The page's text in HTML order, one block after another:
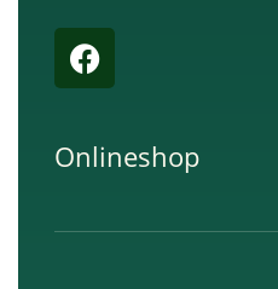
F
a
c
b
o
Onlineshop